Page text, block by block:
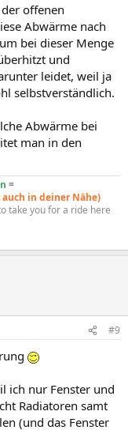
offenen
Abwärme nach
bei dieser Menge
und
leidet, weil ja
selbstverständlich.
Abwärme bei
man in den
=
in deiner Nähe)
take you for a ride here
#9
ich nur Fenster und
Radiatoren samt
(und das Fenster